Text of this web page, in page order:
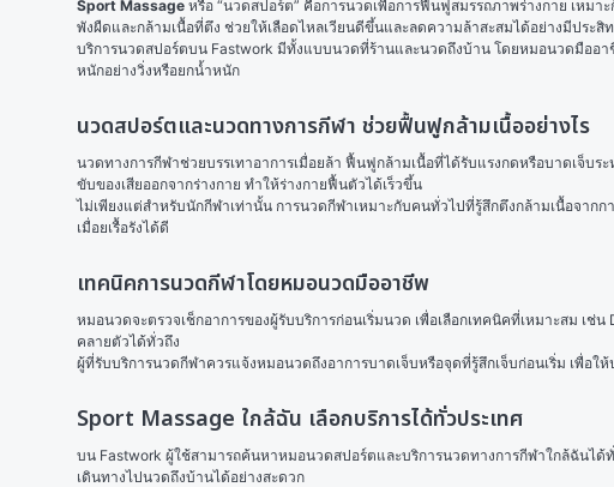
Sport Massage หรือ “นวดสปอร์ต” คือการนวดเพื่อการฟื้นฟูสมรรถภาพร่างกาย เหม
พังผืดและกล้ามเนื้อที่ตึง ช่วยให้เลือดไหลเวียนดีขึ้นและลดความล้าสะสมได้อย่างมีประสิ
บริการนวดสปอร์ตบน Fastwork มีทั้งแบบนวดที่ร้านและนวดถึงบ้าน โดยหมอนวดมืออ
หนักอย่างวิ่งหรือยกน้ำหนัก
นวดสปอร์ตและนวดทางการกีฬา ช่วยฟื้นฟูกล้ามเนื้ออย่างไร
นวดทางการกีฬาช่วยบรรเทาอาการเมื่อยล้า ฟื้นฟูกล้ามเนื้อที่ได้รับแรงกดหรือบาดเจ็บ
ขับของเสียออกจากร่างกาย ทำให้ร่างกายฟื้นตัวได้เร็วขึ้น
ไม่เพียงแต่สำหรับนักกีฬาเท่านั้น การนวดกีฬาเหมาะกับคนทั่วไปที่รู้สึกตึงกล้ามเนื้อจาก
เมื่อยเรื้อรังได้ดี
เทคนิคการนวดกีฬาโดยหมอนวดมืออาชีพ
หมอนวดจะตรวจเช็กอาการของผู้รับบริการก่อนเริ่มนวด เพื่อเลือกเทคนิคที่เหมาะสม เ
คลายตัวได้ทั่วถึง
ผู้ที่รับบริการนวดกีฬาควรแจ้งหมอนวดถึงอาการบาดเจ็บหรือจุดที่รู้สึกเจ็บก่อนเริ่ม เพื่อ
Sport Massage ใกล้ฉัน เลือกบริการได้ทั่วประเทศ
บน Fastwork ผู้ใช้สามารถค้นหาหมอนวดสปอร์ตและบริการนวดทางการกีฬาใกล้ฉันได้
เดินทางไปนวดถึงบ้านได้อย่างสะดวก